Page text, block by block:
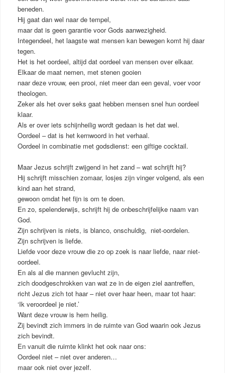
beneden.
Hij gaat dan wel naar de tempel,
maar dat is geen garantie voor Gods aanwezigheid.
Integendeel, het laagste wat mensen kan bewegen komt hij daar
tegen.
Het is het oordeel, altijd dat oordeel van mensen over elkaar.
Elkaar de maat nemen, met stenen gooien
naar deze vrouw, een prooi, niet meer dan een geval, voer voor
theologen.
Zeker als het over seks gaat hebben mensen snel hun oordeel
klaar.
Als er over iets schijnheilig wordt gedaan is het dat wel.
Oordeel – dat is het kernwoord in het verhaal.
Oordeel in combinatie met godsdienst: een giftige cocktail.
Maar Jezus schrijft zwijgend in het zand – wat schrijft hij?
Hij schrijft misschien zomaar, losjes zijn vinger volgend, als een
kind aan het strand,
gewoon omdat het fijn is om te doen.
En zo, spelenderwijs, schrijft hij de onbeschrijfelijke naam van
God.
Zijn schrijven is niets, is blanco, onschuldig, niet-oordelen.
Zijn schrijven is liefde.
Liefde voor deze vrouw die zo op zoek is naar liefde, naar niet-
oordeel.
En als al die mannen gevlucht zijn,
zich doodgeschrokken van wat ze in de eigen ziel aantreffen,
richt Jezus zich tot haar – niet over haar heen, maar tot haar:
‘Ik veroordeel je niet.’
Want deze vrouw is hem heilig.
Zij bevindt zich immers in de ruimte van God waarin ook Jezus
zich bevindt.
En vanuit die ruimte klinkt het ook naar ons:
Oordeel niet – niet over anderen…
maar ook niet over jezelf.